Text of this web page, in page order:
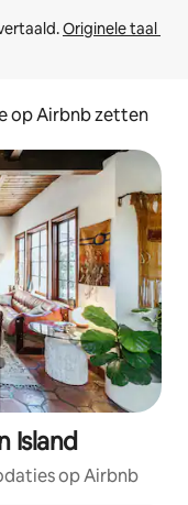
Originele taal
op Airbnb zetten
Island
op Airbnb